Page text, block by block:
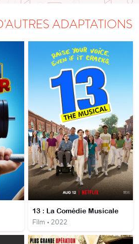
ADAPTATIONS
13 : La Comédie Musicale
Film • 2022